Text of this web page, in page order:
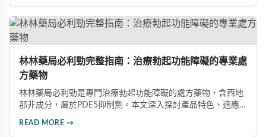
林林藥局必利勁完整指南：治療勃起功能障礙的專業處
方藥物
林林藥局必利勁是專門治療勃起功能障礙的處方藥物，含西地
那非成分，屬於PDE5抑制劑。本文深入探討產品特色、適應
READ MORE →